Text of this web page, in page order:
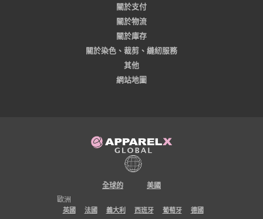
關於支付
關於物流
關於庫存
關於染色、裁剪、縫紉服務
其他
網站地圖
全球的
美國
歐洲
英國 法國 義大利 西班牙 葡萄牙 德國